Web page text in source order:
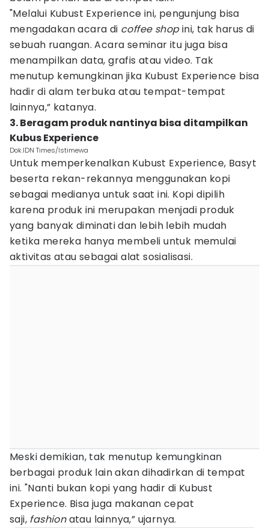
"Melalui Kubust Experience ini, pengunjung bisa
mengadakan acara di coffee shopini, tak harus di
sebuah ruangan. Acara seminar itu juga bisa
menampilkan data, grafis atau video. Tak
menutup kemungkinan jika Kubust Experience bisa
hadir di alam terbuka atau tempat-tempat
lainnya,” katanya.
3. Beragam produk nantinya bisa ditampilkan
Kubus Experience
Dok.IDN Times/Istimewa
Untuk memperkenalkan Kubust Experience, Basyt
beserta rekan-rekannya menggunakan kopi
sebagai medianya untuk saat ini. Kopi dipilih
karena produk ini merupakan menjadi produk
yang banyak diminati dan lebih lebih mudah
ketika mereka hanya membeli untuk memulai
aktivitas atau sebagai alat sosialisasi.
Meski demikian, tak menutup kemungkinan
berbagai produk lain akan dihadirkan di tempat
ini. "Nanti bukan kopi yang hadir di Kubust
Experience. Bisa juga makanan cepat
saji, fashionatau lainnya,” ujarnya.